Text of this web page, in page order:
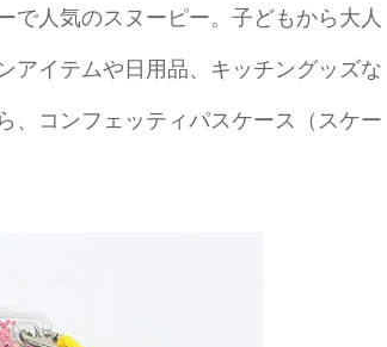
で人気のスヌーピー。子どもから大人
アイテムや日用品、キッチングッズな
、コンフェッティパスケース（スケー